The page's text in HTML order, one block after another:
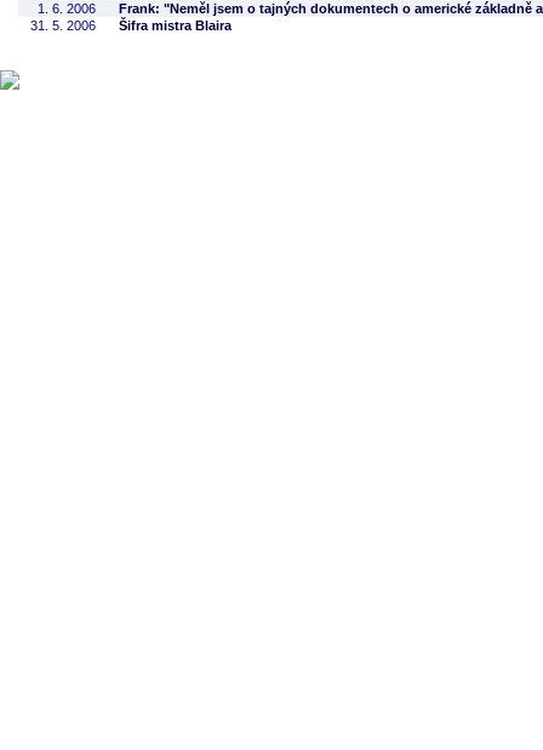
1. 6. 2006
Frank: "Neměl jsem o tajných dokumentech o americké základně
31. 5. 2006
Šifra mistra Blaira